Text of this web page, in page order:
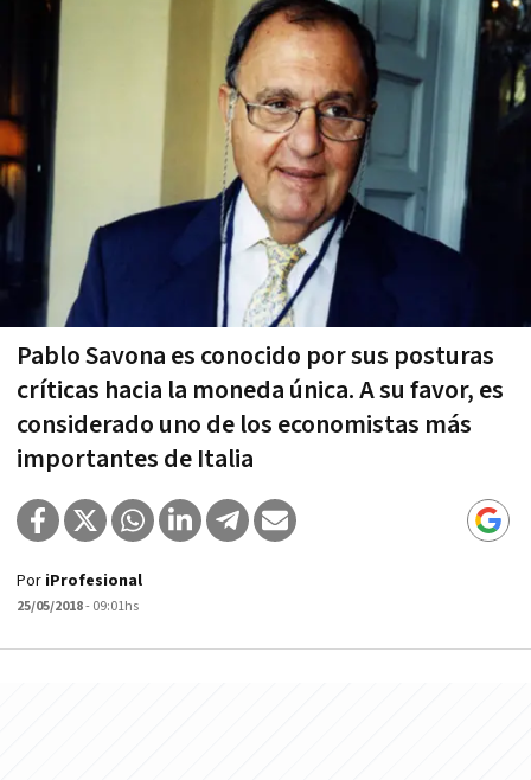
Pablo Savona es conocido por sus posturas
críticas hacia la moneda única. A su favor, es
considerado uno de los economistas más
importantes de Italia
Por iProfesional
25/05/2018- 09:01hs